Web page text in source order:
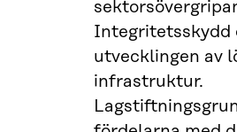
Integritetsskydd
utvecklingen av
infrastruktur.